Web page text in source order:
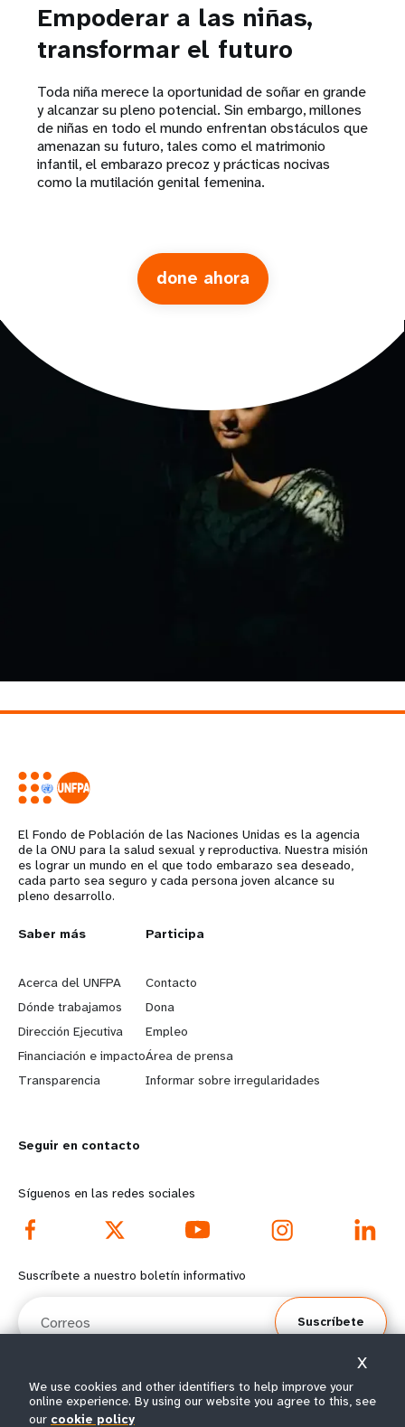
Empoderar a las niñas,
transformar el futuro
Toda niña merece la oportunidad de soñar en grande
y alcanzar su pleno potencial. Sin embargo, millones
de niñas en todo el mundo enfrentan obstáculos que
amenazan su futuro, tales como el matrimonio
infantil, el embarazo precoz y prácticas nocivas
como la mutilación genital femenina.
done ahora
El Fondo de Población de las Naciones Unidas es la agencia
de la ONU para la salud sexual y reproductiva. Nuestra misión
es lograr un mundo en el que todo embarazo sea deseado,
cada parto sea seguro y cada persona joven alcance su
pleno desarrollo.
L
e
a
r
n
o
r
e
f
o
t
e
Saber más
Acerca del UNFPA
Dónde trabajamos
Dirección Ejecutiva
Financiación e impacto
Transparencia
G
o
b
e
y
d
o
t
e
r
Participa
Contacto
Dona
Empleo
Área de prensa
Informar sobre irregularidades
Seguir en contacto
Síguenos en las redes sociales
Suscríbete a nuestro boletín informativo
Suscríbete
© Todos los derechos reservados 2026.
We use cookies and other identifiers to help improve your
online experience. By using our website you agree to this, see
our cookie policy
X